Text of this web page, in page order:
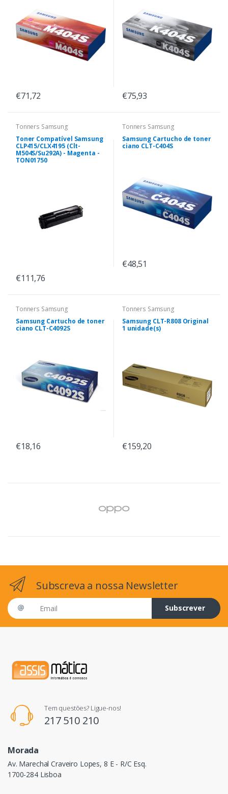
€71,72 €75,93
Tonners Samsung
Toner Compatível Samsung
CLP415/CLX4195 (Clt-
M504S/Su292A) - Magenta -
TON01750
€111,76
Tonners Samsung
Samsung Cartucho de toner
ciano CLT-C404S
€48,51
Tonners Samsung
Samsung Cartucho de toner
ciano CLT-C4092S
€18,16
Tonners Samsung
Samsung CLT-R808 Original
1 unidade(s)
€159,20
Subscreva a nossa Newsletter
Email address
Subscrever
Tem questões? Ligue-nos!
217 510 210
Morada
Av. Marechal Craveiro Lopes, 8 E - R/C Esq.
1700-284 Lisboa